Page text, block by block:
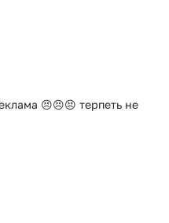
😣😣😣 терпеть не